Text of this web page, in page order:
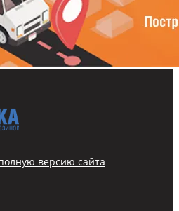
версию сайта